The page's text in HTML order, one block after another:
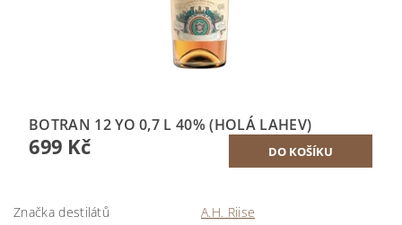
BOTRAN 12 YO 0,7 L 40% (HOLÁ LAHEV)
699 Kč
Značka destilátů A.H. Riise